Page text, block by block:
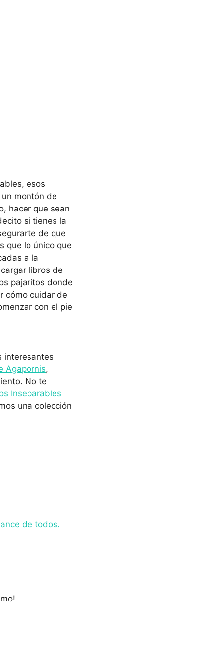
esos
montón de
hacer que sean
si tienes la
de que
que lo único que
a la
libros de
pajaritos donde
cómo cuidar de
con el pie
interesantes
Agapornis,
No te
Inseparables
una colección
de todos.